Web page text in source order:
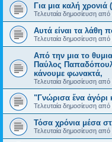
Για μια καλή
Τελευταία δημοσίευση από
Αυτά είναι τα λάθη
Τελευταία δημοσίευση από
Από την μια το
Παύλος
κάνουμε φωνακτά,
Τελευταία δημοσίευση από
"Γνώρισα ἕνα ἀγόρι
Τελευταία δημοσίευση από
Τόσα χρόνια μέσα
Τελευταία δημοσίευση από